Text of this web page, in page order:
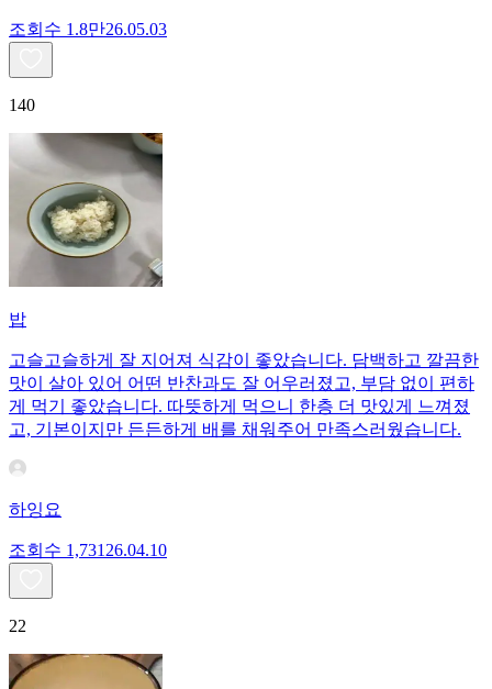
조회수 1.8만26.05.03
140
밥
고슬고슬하게 잘 지어져 식감이 좋았습니다. 담백하고 깔끔한
맛이 살아 있어 어떤 반찬과도 잘 어우러졌고, 부담 없이 편하
게 먹기 좋았습니다. 따뜻하게 먹으니 한층 더 맛있게 느껴졌
고, 기본이지만 든든하게 배를 채워주어 만족스러웠습니다.
하잉요
조회수 1,731 26.04.10
22